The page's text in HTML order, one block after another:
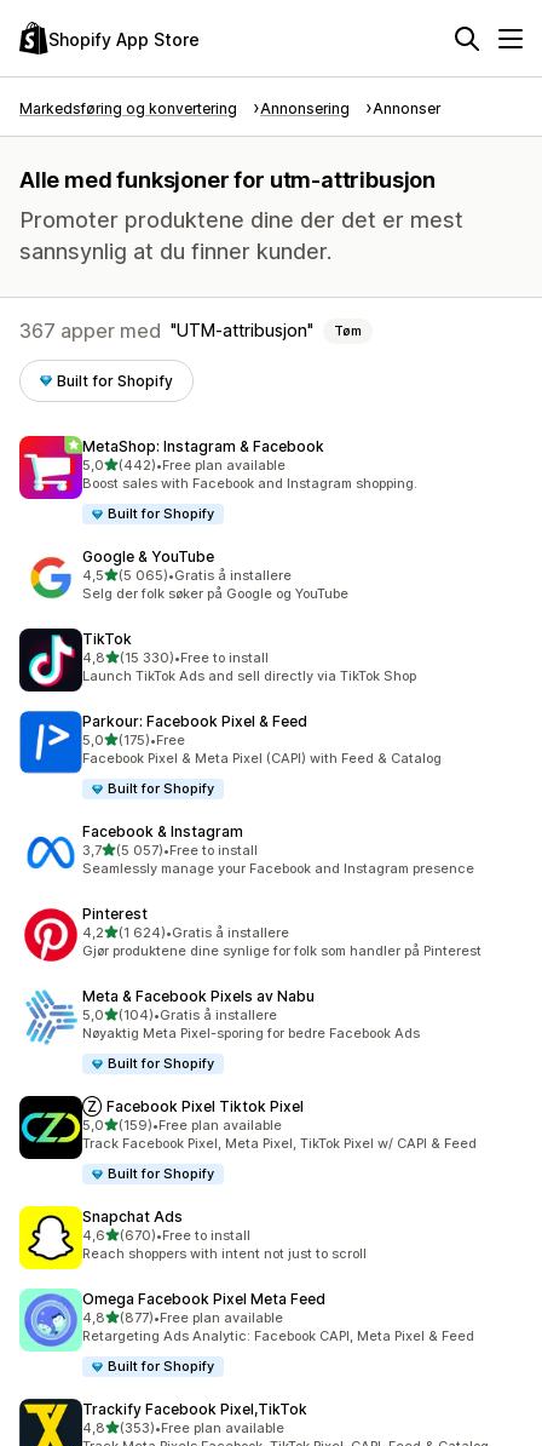
Shopify App Store
Markedsføring og konvertering Annonsering Annonser
Alle med funksjoner for utm-attribusjon
Promoter produktene dine der det er mest
sannsynlig at du finner kunder.
367 apper med UTM-attribusjon Tøm
Built for Shopify
MetaShop: Instagram & Facebook
5,0av 5 stjerner
(442)
Totalt 442 omtaler
•Free plan available
Boost sales with Facebook and Instagram shopping.
Built for Shopify
Google & YouTube
4,5av 5 stjerner
(5 065)
Totalt 5065 omtaler
•Gratis å installere
Selg der folk søker på Google og YouTube
TikTok
4,8av 5 stjerner
(15 330)
Totalt 15330 omtaler
•Free to install
Launch TikTok Ads and sell directly via TikTok Shop
Parkour: Facebook Pixel & Feed
5,0av 5 stjerner
(175)
Totalt 175 omtaler
•Free
Facebook Pixel & Meta Pixel (CAPI) with Feed & Catalog
Built for Shopify
Facebook & Instagram
3,7av 5 stjerner
(5 057)
Totalt 5057 omtaler
•Free to install
Seamlessly manage your Facebook and Instagram presence
Pinterest
4,2av 5 stjerner
(1 624)
Totalt 1624 omtaler
•Gratis å installere
Gjør produktene dine synlige for folk som handler på Pinterest
Meta & Facebook Pixels av Nabu
5,0av 5 stjerner
(104)
Totalt 104 omtaler
•Gratis å installere
Nøyaktig Meta Pixel-sporing for bedre Facebook Ads
Built for Shopify
Ⓩ Facebook Pixel Tiktok Pixel
5,0av 5 stjerner
(159)
Totalt 159 omtaler
•Free plan available
Track Facebook Pixel, Meta Pixel, TikTok Pixel w/ CAPI & Feed
Built for Shopify
Snapchat Ads
4,6av 5 stjerner
(670)
Totalt 670 omtaler
•Free to install
Reach shoppers with intent not just to scroll
Omega Facebook Pixel Meta Feed
4,8av 5 stjerner
(877)
Totalt 877 omtaler
•Free plan available
Retargeting Ads Analytic: Facebook CAPI, Meta Pixel & Feed
Built for Shopify
Trackify Facebook Pixel,TikTok
4,8av 5 stjerner
(353)
Totalt 353 omtaler
•Free plan available